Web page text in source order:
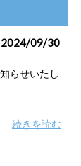
2024/09/30
らせいたし
続きを読む